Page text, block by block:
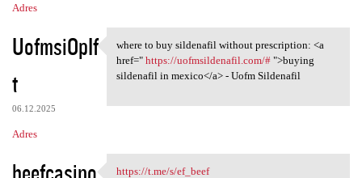
Adres
UofmsiOpIf
t
06.12.2025
Adres
where to buy sildenafil
where to buy sildenafil without prescription: <a
href=" https://uofmsildenafil.com/#">buying
sildenafil in mexico</a> - Uofm Sildenafil
https://t.me/s/ef_beef